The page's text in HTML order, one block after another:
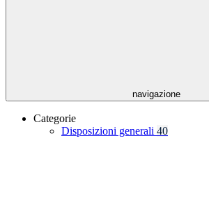
navigazione
Categorie
Disposizioni generali 40